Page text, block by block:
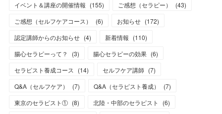
イベント＆講座の開催情報 (155) ご感想（セラピー） (43)
ご感想（セルフケアコース）
(6) お知らせ (172)
認定講師からのお知らせ (4) 新着情報 (110)
腸心セラピーって？
(3) 腸心セラピーの効果 (6)
セラピスト養成コース
(14) セルフケア講師 (7)
Q&A（セルフケア）
(7) Q&A（セラピスト養成） (7)
東京のセラピスト① (8) 北陸・中部のセラピスト (6)